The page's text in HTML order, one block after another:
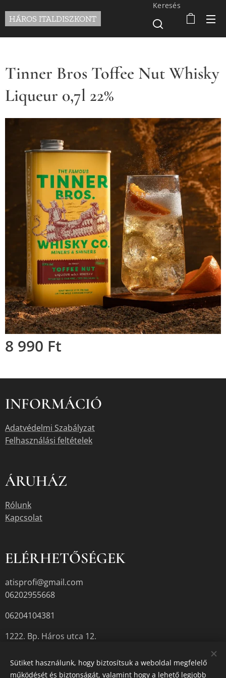
HÁROS ITALDISZKONT
Keresés
Tinner Bros Toffee Nut Whisky
Liqueur 0,7l 22%
8 990 Ft
INFORMÁCIÓ
Adatvédelmi Szabályzat
Felhasználási feltételek
ÁRUHÁZ
Rólunk
Kapcsolat
ELÉRHETŐSÉGEK
atisprofi@gmail.com
06202955668
06204104381
1222. Bp. Háros utca 12.
Sütiket használunk, hogy biztosítsuk a weboldal megfelelő
működését és biztonságát, valamint hogy a lehető legjobb